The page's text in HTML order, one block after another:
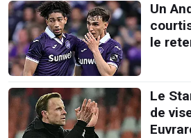
Un
le
Le
de